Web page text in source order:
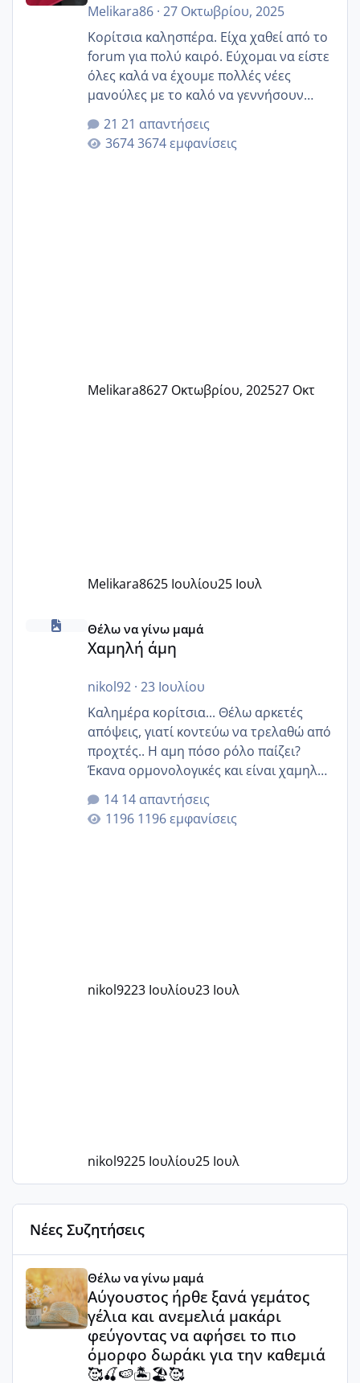
Melikara86· 27 Οκτωβρίου, 2025
Κορίτσια καλησπέρα. Είχα χαθεί από το
forum για πολύ καιρό. Εύχομαι να είστε
όλες καλά να έχουμε πολλές νέες
μανούλες με το καλό να γεννήσουν
αυτές που ήδη περιμένουν. Να πάρουν
γερα μωράκια στην αγκαλίτσα τους
🙏🏼🙏🏼 Ας πάμε λοιπόν στο θέμα μου.
21 απαντήσεις
3674 εμφανίσεις
Melikara8627 Οκτωβρίου, 202527 Οκτ
Melikara8625 Ιουλίου25 Ιουλ
Χαμηλή άμη
Θέλω να γίνω μαμά
Χαμηλή άμη
nikol92· 23 Ιουλίου
Καλημέρα κορίτσια... Θέλω αρκετές
απόψεις, γιατί κοντεύω να τρελαθώ από
προχτές.. Η αμη πόσο ρόλο παίζει?
Έκανα ορμονολογικές και είναι χαμηλή
για την ηλικία μου.. Είχα ήδη μια
εγκυμοσύνη, που έπρεπε να τερματιστεί
στην 27η εβδομάδα και προσπαθώ 7
14 απαντήσεις
1196 εμφανίσεις
nikol9223 Ιουλίου23 Ιουλ
nikol9225 Ιουλίου25 Ιουλ
Νέες Συζητήσεις
Αύγουστος ήρθε ξανά γεμάτος γέλια και ανεμελιά
Θέλω να γίνω μαμά
Αύγουστος ήρθε ξανά γεμάτος
γέλια και ανεμελιά μακάρι
φεύγοντας να αφήσει το πιο
όμορφο δωράκι για την καθεμιά
🥰🍒🍉🏝️🏖️🥰